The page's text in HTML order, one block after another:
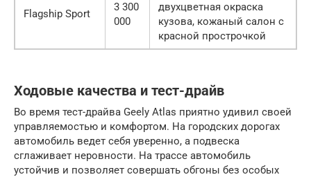
Flagship Sport
3 300
000
двухцветная окраска
кузова, кожаный салон с
красной прострочкой
Ходовые качества и тест-драйв
Во время тест-драйва Geely Atlas приятно удивил своей
управляемостью и комфортом. На городских дорогах
автомобиль ведет себя уверенно, а подвеска
сглаживает неровности. На трассе автомобиль
устойчив и позволяет совершать обгоны без особых